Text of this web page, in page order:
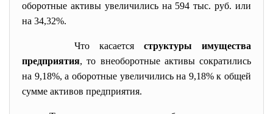
оборотные активы увеличились на 594 тыс. руб. или
на 34,32%.
Что касается структуры имущества
предприятия, то внеоборотные активы сократились
на 9,18%, а оборотные увеличились на 9,18% к общей
сумме активов предприятия.